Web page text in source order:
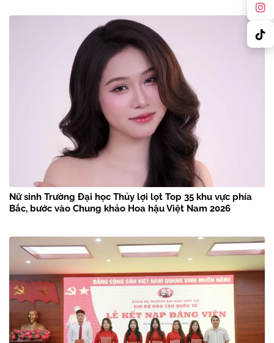
Nữ sinh Trường Đại học Thủy lợi lọt Top 35 khu vực phía
Bắc, bước vào Chung khảo Hoa hậu Việt Nam 2026